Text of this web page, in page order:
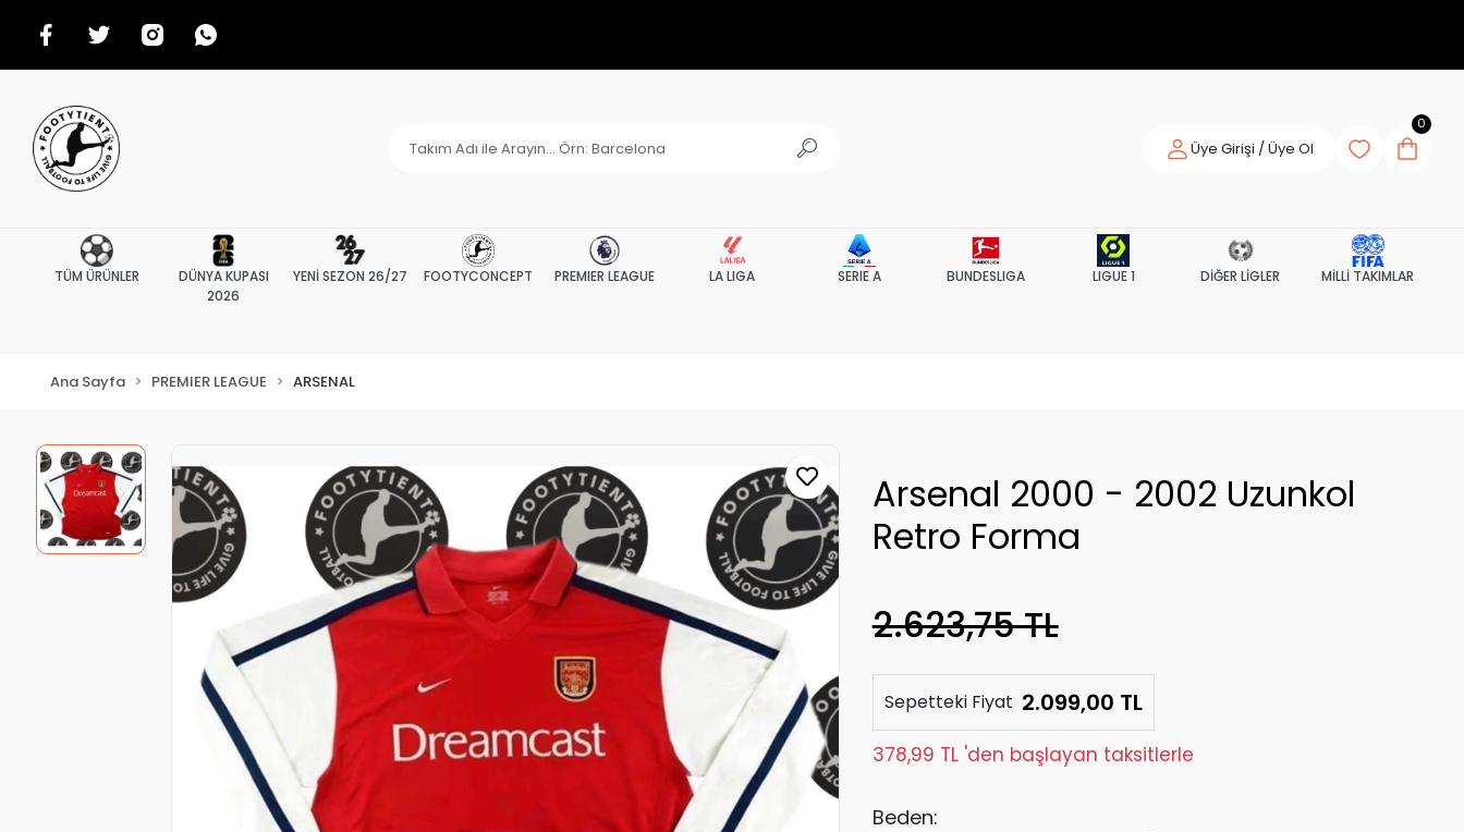
Üye Girişi / Üye Ol
0
TÜM ÜRÜNLER
DÜNYA KUPASI
2026
YENİ SEZON 26/27 FOOTYCONCEPT PREMIER LEAGUE LA LIGA SERIE A BUNDESLIGA LIGUE 1 DİĞER LİGLER MİLLİ TAKIMLAR
Ana Sayfa PREMIER LEAGUE ARSENAL
Arsenal 2000 - 2002 Uzunkol
Retro Forma
2.623,75 TL
Sepetteki Fiyat 2.099,00 TL
378,99 TL 'den başlayan taksitlerle
Beden: